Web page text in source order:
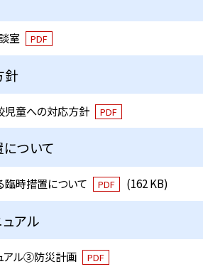
室 PDF
針
児童への対応方針 PDF
ついて
時措置について PDF (162 KB)
アル
アル③防災計画 PDF